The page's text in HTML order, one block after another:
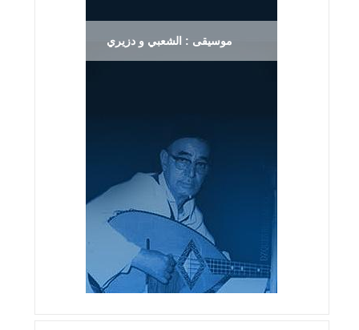
موسيقى : الشعبي و دزيري